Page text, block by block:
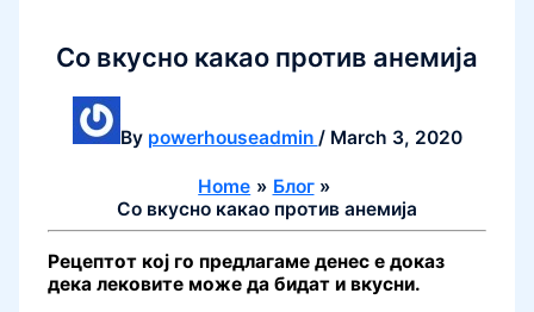
Со вкусно какао против анемија
By powerhouseadmin / March 3, 2020
Home
Блог
Со вкусно какао против анемија
Рецептот кој го предлагаме денес е доказ
дека лековите може да бидат и вкусни.